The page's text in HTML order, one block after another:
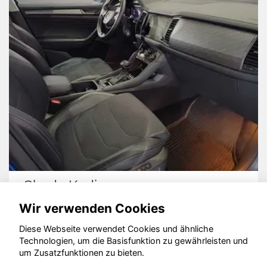
Kodiaq
© konjunkturmotor.de GmbH 2020 - 2026
Wir verwenden Cookies
Diese Webseite verwendet Cookies und ähnliche
Technologien, um die Basisfunktion zu gewährleisten und
um Zusatzfunktionen zu bieten.